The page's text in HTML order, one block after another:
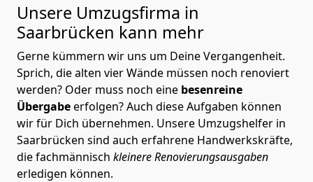
Unsere Umzugsfirma in
Saarbrücken kann mehr
Gerne kümmern wir uns um Deine Vergangenheit.
Sprich, die alten vier Wände müssen noch renoviert
werden? Oder muss noch eine besenreine
Übergabeerfolgen? Auch diese Aufgaben können
wir für Dich übernehmen. Unsere Umzugshelfer in
Saarbrücken sind auch erfahrene Handwerkskräfte,
die fachmännisch kleinere Renovierungsausgaben
erledigen können.